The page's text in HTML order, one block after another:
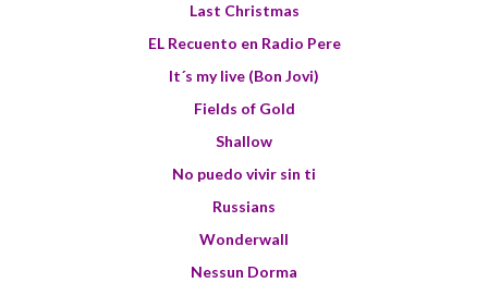
Last Christmas
EL Recuento en Radio Pere
It´s my live (Bon Jovi)
Fields of Gold
Shallow
No puedo vivir sin ti
Russians
Wonderwall
Nessun Dorma